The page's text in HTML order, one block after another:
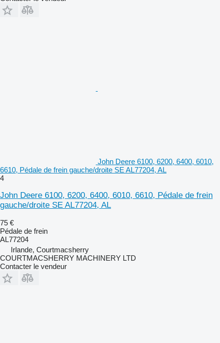
John Deere 6100, 6200, 6400, 6010,
6610, Pédale de frein gauche/droite SE AL77204, AL
4
John Deere 6100, 6200, 6400, 6010, 6610, Pédale de frein
gauche/droite SE AL77204, AL
75 €
Pédale de frein
AL77204
Irlande, Courtmacsherry
COURTMACSHERRY MACHINERY LTD
Contacter le vendeur